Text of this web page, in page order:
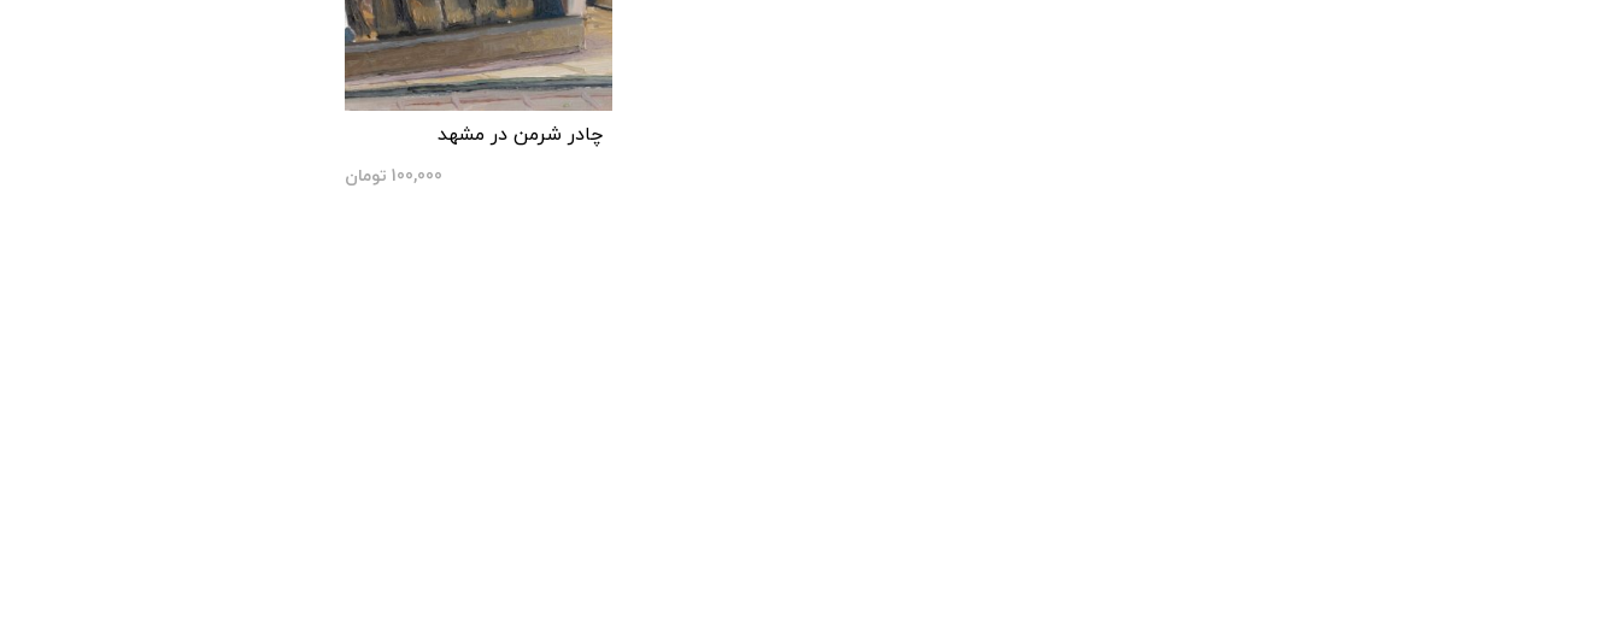
چادر شرمن در مشهد
100,000 تومان